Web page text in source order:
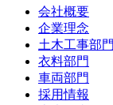
会社概要
企業理念
土木工事部門
衣料部門
車両部門
採用情報